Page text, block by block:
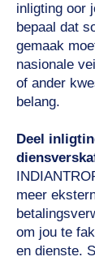
inligting oor
bepaal dat
gemaak
nasionale
of ander
belang.
Deel
meer
om jou te
en dienste.